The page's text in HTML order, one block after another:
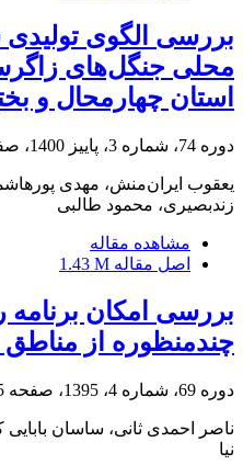
بررسی الگوی
محلی جنگل‌های
استان چهارمحال و
دوره 74، شماره 3، پاییز 1400، صفحه
یعقوب ایران‌منش، مهدی
زندبصیری، محمود طالبی
مشاهده مقاله
اصل مقاله 1.43 M
بررسی امکان برنامه
چندمنظوره از
دوره 69، شماره 4، 1395، صفحه
ناصر احمدی ثانی، ساسان بابایی
نیا